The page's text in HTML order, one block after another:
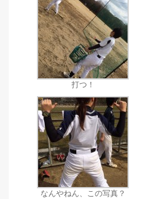
打つ！
なんやねん、この写真？